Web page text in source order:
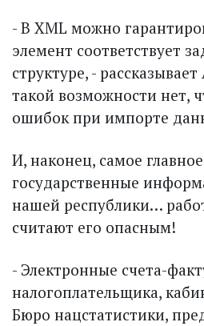
- В XML можно
элемент соответствует
структуре, -
такой возможности нет,
ошибок при импорте
И, наконец, самое
государственные
нашей республики…
считают его опасным!
- Электронные счета-
налогоплательщика,
Бюро нацстатистики,